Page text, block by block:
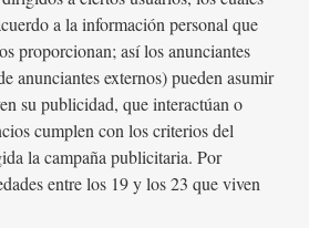
a la información personal que
proporcionan; así los anunciantes
anunciantes externos) pueden asumir
su publicidad, que interactúan o
cumplen con los criterios del
la campaña publicitaria. Por
entre los 19 y los 23 que viven